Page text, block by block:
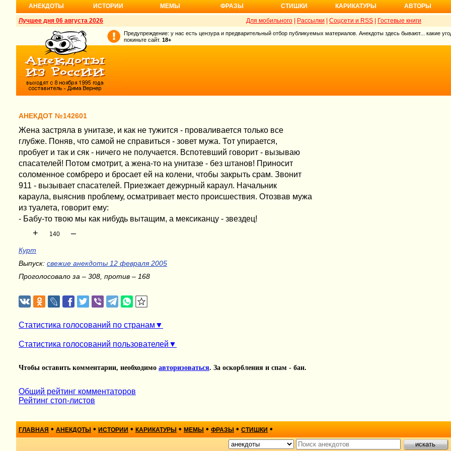
АНЕКДОТЫ ИСТОРИИ МЕМЫ ФРАЗЫ СТИШКИ КАРИКАТУРЫ АВТОРЫ
Лучшее дня 06 августа 2026 Для мобильного Рассылки Соцсети и RSS Гостевые книги
Предупреждение: у нас есть цензура и предварительный отбор публикуемых материалов. Анекдоты здесь бывают... какие
покиньте сайт. 18+
АНЕКДОТ №142601
Жена застряла в унитазе, и как не тужится - проваливается только все
глубже. Поняв, что самой не справиться - зовет мужа. Тот упирается,
пробует и так и сяк - ничего не получается. Вспотевший говорит - вызываю
спасателей! Потом смотрит, а жена-то на унитазе - без штанов! Приносит
соломенное сомбреро и бросает ей на колени, чтобы закрыть срам. Звонит
911 - вызывает спасателей. Приезжает дежурный караул. Начальник
караула, выяснив проблему, осматривает место происшествия. Отозвав мужа
из туалета, говорит ему:
- Бабу-то твою мы как нибудь вытащим, а мексиканцу - звездец!
+ 140 –
Курт
Выпуск: свежие анекдоты 12 февраля 2005
Проголосовало за – 308, против – 168
Статистика голосований по странам
Статистика голосований пользователей
Чтобы оставить комментарии, необходимо авторизоваться. За оскорбления и спам - бан.
Общий рейтинг комментаторов
Рейтинг стоп-листов
ГЛАВНАЯ • АНЕКДОТЫ • ИСТОРИИ • КАРИКАТУРЫ • МЕМЫ • ФРАЗЫ • СТИШКИ •